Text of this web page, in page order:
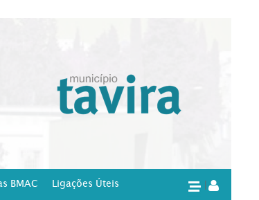
BMAC Ligações Úteis